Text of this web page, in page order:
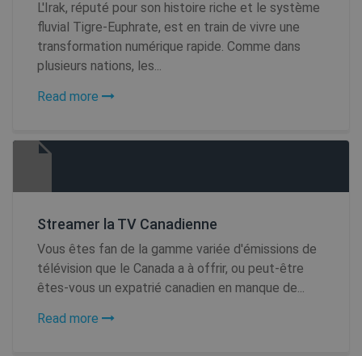
L'Irak, réputé pour son histoire riche et le système
fluvial Tigre-Euphrate, est en train de vivre une
transformation numérique rapide. Comme dans
plusieurs nations, les...
Read more
Streamer la TV Canadienne
Vous êtes fan de la gamme variée d'émissions de
télévision que le Canada a à offrir, ou peut-être
êtes-vous un expatrié canadien en manque de...
Read more